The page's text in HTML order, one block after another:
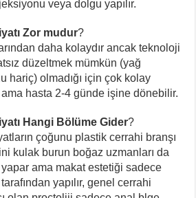
veya dolgu yapılır.
Zor mudur?
daha kolaydır ancak teknoloji
düzeltmek mümkün (yağ
hariç) olmadığı için çok kolay
hasta 2-4 günde işine dönebilir.
Hangi Bölüme Gider?
çoğunu plastik cerrahi branşı
kulak burun boğaz uzmanları da
ama makat estetiği sadece
yapılır, genel cerrahi